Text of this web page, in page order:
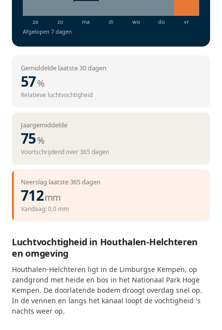
Afgelopen 7 dagen
Gemiddelde laatste 30 dagen
57%
Relatieve luchtvochtigheid
Jaargemiddelde
75%
Voortschrijdend over 365 dagen
Neerslag laatste 365 dagen
712mm
Vandaag: 0,0 mm
Luchtvochtigheid in Houthalen-Helchteren
en omgeving
Houthalen-Helchteren ligt in de Limburgse Kempen, op
zandgrond met heide en bos in het Nationaal Park Hoge
Kempen. De doorlatende bodem droogt overdag snel op.
In de vennen en langs het kanaal loopt de vochtigheid 's
nachts weer op.